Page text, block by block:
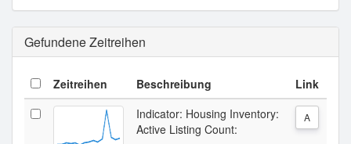
Gefundene Zeitreihen
Zeitreihen Beschreibung Link
Indicator: Housing Inventory:
Active Listing Count:
A